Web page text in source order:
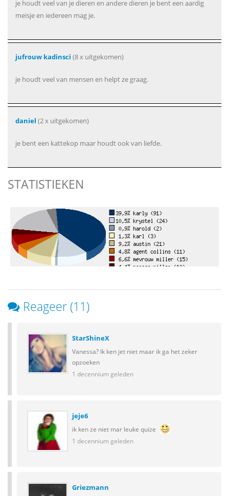
je houdt veel van je dieren en andere dieren je bent een aardig
meisje en iedereen mag je.
jufrouw kadinsci (8 x uitgekomen)
je houdt veel van mensen en helpt ze graag.
daniel (2 x uitgekomen)
je bent een kattekop maar houdt ook van liefde.
STATISTIEKEN
Reageer (11)
StarShineX
Vanessa? Ik ken jet niet maar ik ga het zeker
opzoeken
1 decennium geleden
jeje6
ik ken ze niet mar leuke quize
1 decennium geleden
Griezmann